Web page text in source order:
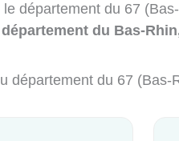
département du 67
du Bas-
département du 67